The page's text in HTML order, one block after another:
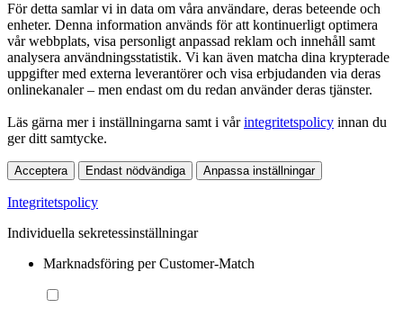
För detta samlar vi in data om våra användare, deras beteende och
enheter. Denna information används för att kontinuerligt optimera
vår webbplats, visa personligt anpassad reklam och innehåll samt
analysera användningsstatistik. Vi kan även matcha dina krypterade
uppgifter med externa leverantörer och visa erbjudanden via deras
onlinekanaler – men endast om du redan använder deras tjänster.
Läs gärna mer i inställningarna samt i vårintegritetspolicy innan du
ger ditt samtycke.
Acceptera Endast nödvändiga Anpassa inställningar
Integritetspolicy
Individuella sekretessinställningar
Marknadsföring per Customer-Match